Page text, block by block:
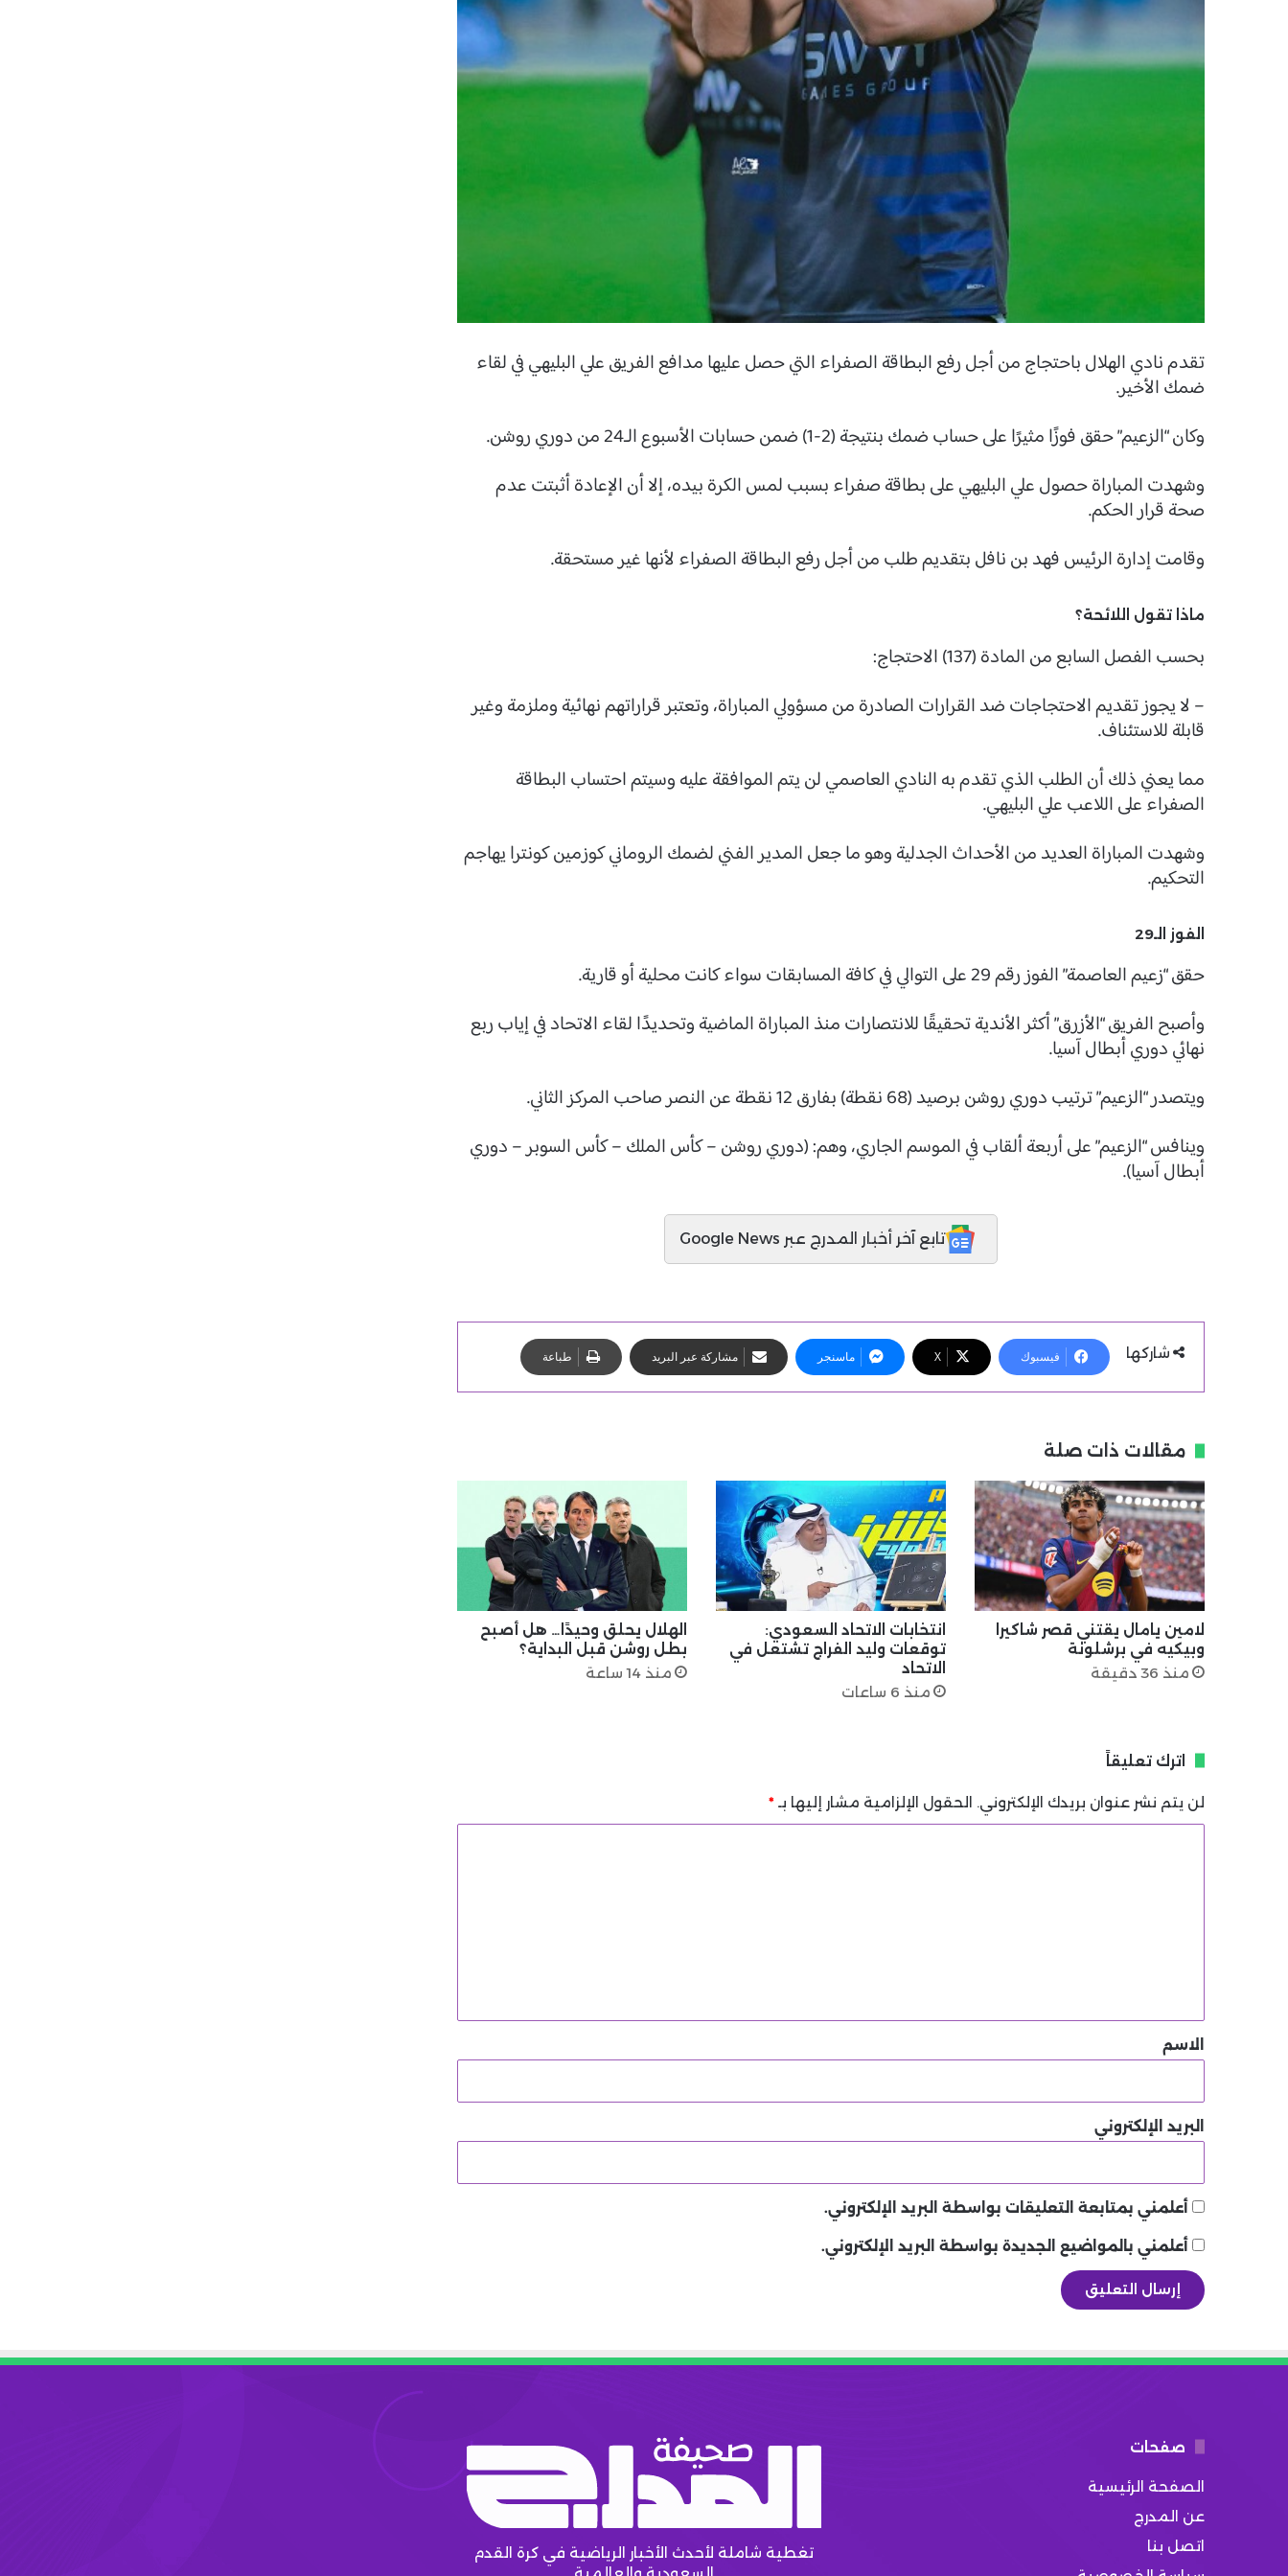
تقدم نادي الهلال باحتجاج من أجل رفع البطاقة الصفراء التي حصل عليها مدافع الفريق علي البليهي في لقاء
ضمك الأخير.
وكان “الزعيم” حقق فوزًا مثيرًا على حساب ضمك بنتيجة (2-1) ضمن حسابات الأسبوع الـ24 من دوري روشن.
وشهدت المباراة حصول علي البليهي على بطاقة صفراء بسبب لمس الكرة بيده، إلا أن الإعادة أثبتت عدم
صحة قرار الحكم.
وقامت إدارة الرئيس فهد بن نافل بتقديم طلب من أجل رفع البطاقة الصفراء لأنها غير مستحقة.
ماذا تقول اللائحة؟
بحسب الفصل السابع من المادة (137) الاحتجاج:
– لا يجوز تقديم الاحتجاجات ضد القرارات الصادرة من مسؤولي المباراة، وتعتبر قراراتهم نهائية وملزمة وغير
قابلة للاستئناف.
مما يعني ذلك أن الطلب الذي تقدم به النادي العاصمي لن يتم الموافقة عليه وسيتم احتساب البطاقة
الصفراء على اللاعب علي البليهي.
وشهدت المباراة العديد من الأحداث الجدلية وهو ما جعل المدير الفني لضمك الروماني كوزمين كونترا يهاجم
التحكيم.
الفوز الـ29
حقق “زعيم العاصمة” الفوز رقم 29 على التوالي في كافة المسابقات سواء كانت محلية أو قارية.
وأصبح الفريق “الأزرق” أكثر الأندية تحقيقًا للانتصارات منذ المباراة الماضية وتحديدًا لقاء الاتحاد في إياب ربع
نهائي دوري أبطال آسيا.
ويتصدر “الزعيم” ترتيب دوري روشن برصيد (68 نقطة) بفارق 12 نقطة عن النصر صاحب المركز الثاني.
وينافس “الزعيم” على أربعة ألقاب في الموسم الجاري، وهم: (دوري روشن – كأس الملك – كأس السوبر – دوري
أبطال آسيا).
تابع آخر أخبار المدرج عبر Google News
شاركها فيسبوك X ماسنجر مشاركة عبر البريد طباعة
مقالات ذات صلة
لامين يامال يقتني قصر شاكيرا
وبيكيه في برشلونة
منذ 36 دقيقة
انتخابات الاتحاد السعودي:
توقعات وليد الفراج تشتعل في
الاتحاد
منذ 6 ساعات
الهلال يحلق وحيدًا… هل أصبح
بطل روشن قبل البداية؟
منذ 14 ساعة
اترك تعليقاً
لن يتم نشر عنوان بريدك الإلكتروني. الحقول الإلزامية مشار إليها بـ *
*الاسم
البريد الإلكتروني
أعلمني بمتابعة التعليقات بواسطة البريد الإلكتروني.
أعلمني بالمواضيع الجديدة بواسطة البريد الإلكتروني.
صفحات
الصفحة الرئيسية
عن المدرج
اتصل بنا
تغطية شاملة لأحدث الأخبار الرياضية في كرة القدم
السعودية والعالمية